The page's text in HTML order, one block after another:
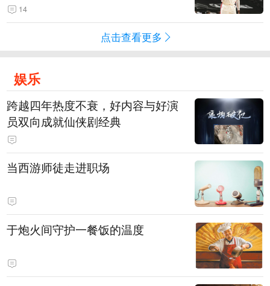
14
点击查看更多
娱乐
跨越四年热度不衰，好内容与好演
员双向成就仙侠剧经典
当西游师徒走进职场
于炮火间守护一餐饭的温度